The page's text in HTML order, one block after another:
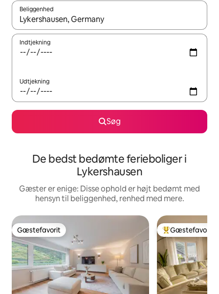
Beliggenhed
Når resultaterne er tilgængelige, skal du navigere med
Indtjekning
Udtjekning
Søg
De bedst bedømte ferieboliger i
Lykershausen
Gæster er enige: Disse ophold er højt bedømt med
hensyn til beliggenhed, renhed med mere.
Gæstefavorit
Gæstefavorit Bedste
Gæstefavorit